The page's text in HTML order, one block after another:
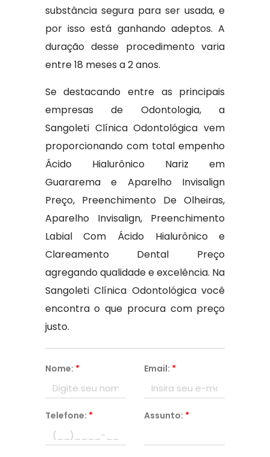
substância segura para ser usada, e
por isso está ganhando adeptos. A
duração desse procedimento varia
entre 18 meses a 2 anos.
Se destacando entre as principais
empresas de Odontologia, a
Sangoleti Clínica Odontológica vem
proporcionando com total empenho
Ácido Hialurônico Nariz em
Guararema e Aparelho Invisalign
Preço, Preenchimento De Olheiras,
Aparelho Invisalign, Preenchimento
Labial Com Ácido Hialurônico e
Clareamento Dental Preço
agregando qualidade e excelência. Na
Sangoleti Clínica Odontológica você
encontra o que procura com preço
justo.
Nome: * Email: *
Telefone: * Assunto: *